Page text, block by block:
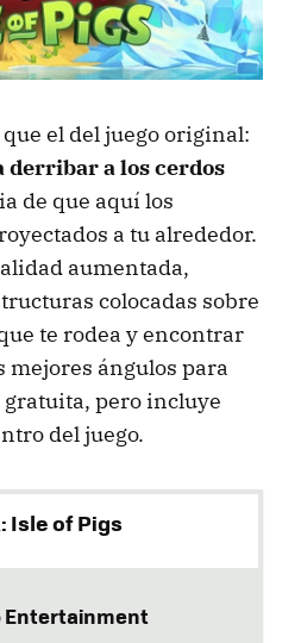
el del juego original:
a los cerdos
de que aquí los
a tu alrededor.
aumentada,
colocadas sobre
te rodea y encontrar
mejores ángulos para
gratuita, pero incluye
del juego.
Isle of Pigs
Entertainment